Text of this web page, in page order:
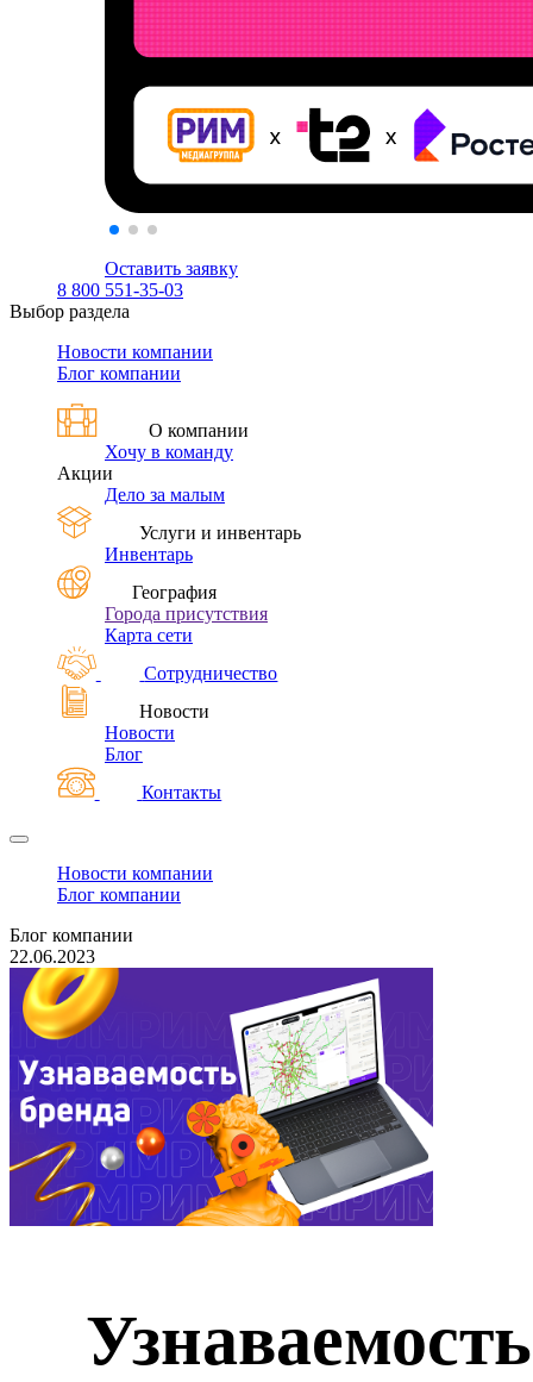
Оставить заявку
8 800 551-35-03
Выбор раздела
Новости компании
Блог компании
О компании
Хочу в команду
Акции
Дело за малым
Услуги и инвентарь
Инвентарь
География
Города присутствия
Карта сети
Сотрудничество
Новости
Новости
Блог
Контакты
Новости компании
Блог компании
Блог компании
22.06.2023
Узнаваемость